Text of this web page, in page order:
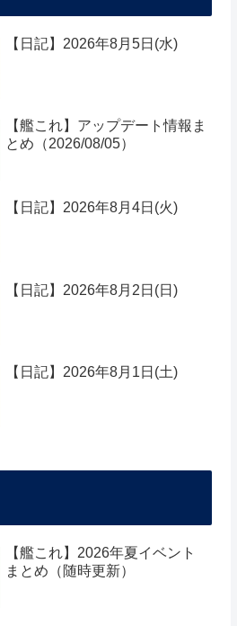
【日記】2026年8月5日(水)
【艦これ】アップデート情報ま
とめ（2026/08/05）
【日記】2026年8月4日(火)
【日記】2026年8月2日(日)
【日記】2026年8月1日(土)
【艦これ】2026年夏イベント
まとめ（随時更新）